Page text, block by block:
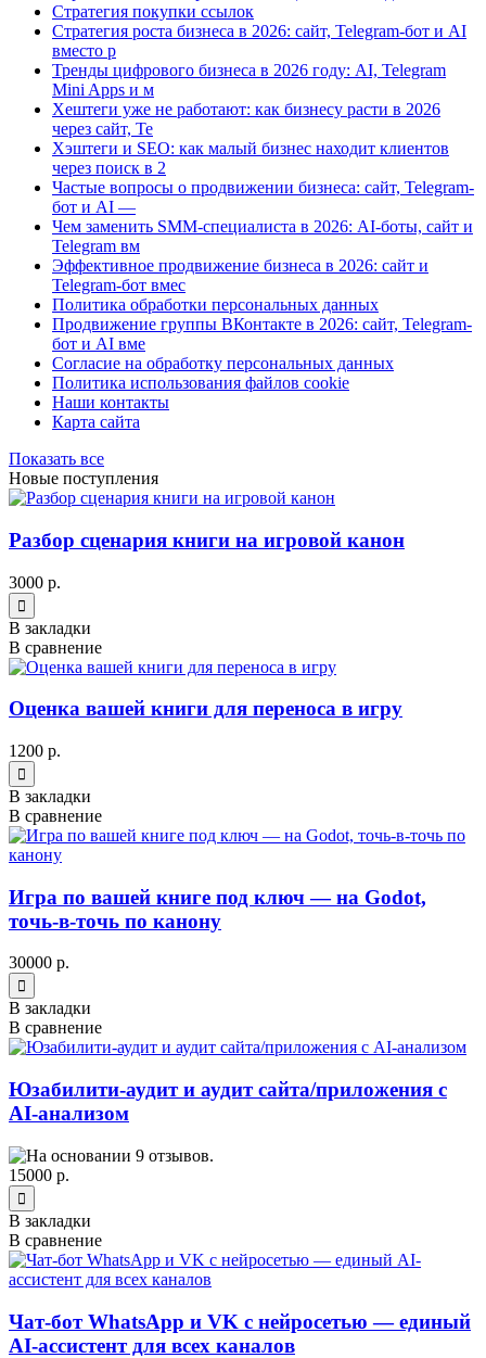
Стратегия покупки ссылок
Стратегия роста бизнеса в 2026: сайт, Telegram-бот и AI
вместо р
Тренды цифрового бизнеса в 2026 году: AI, Telegram
Mini Apps и м
Хештеги уже не работают: как бизнесу расти в 2026
через сайт, Te
Хэштеги и SEO: как малый бизнес находит клиентов
через поиск в 2
Частые вопросы о продвижении бизнеса: сайт, Telegram-
бот и AI —
Чем заменить SMM-специалиста в 2026: AI-боты, сайт и
Telegram вм
Эффективное продвижение бизнеса в 2026: сайт и
Telegram-бот вмес
Политика обработки персональных данных
Продвижение группы ВКонтакте в 2026: сайт, Telegram-
бот и AI вме
Согласие на обработку персональных данных
Политика использования файлов cookie
Наши контакты
Карта сайта
Показать все
Новые поступления
Разбор сценария книги на игровой канон
3000 р.
В закладки
В сравнение
Оценка вашей книги для переноса в игру
1200 р.
В закладки
В сравнение
Игра по вашей книге под ключ — на Godot,
точь-в-точь по канону
30000 р.
В закладки
В сравнение
Юзабилити-аудит и аудит сайта/приложения с
AI-анализом
15000 р.
В закладки
В сравнение
Чат-бот WhatsApp и VK с нейросетью — единый
AI-ассистент для всех каналов